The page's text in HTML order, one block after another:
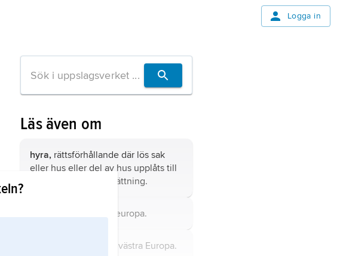
Logga in
Läs även om
hyra, rättsförhållande där lös sak
eller hus eller del av hus upplåts till
begagnande mot ersättning.
stat i Västeuropa.
stat i västra Europa.